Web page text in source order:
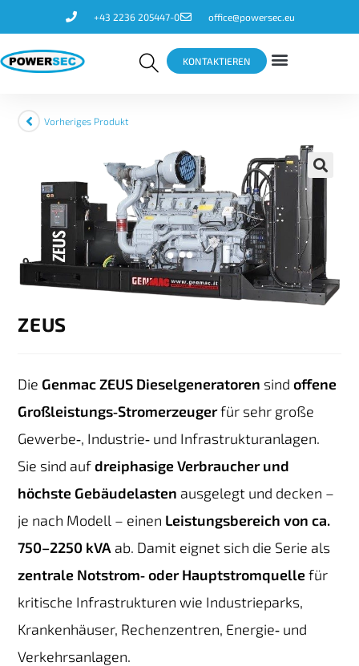
+43 2236 205447-0 office@powersec.eu
KONTAKTIEREN
Vorheriges Produkt
ZEUS
Die Genmac ZEUS Dieselgeneratoren sindoffene
Großleistungs‑Stromerzeugerfür sehr große
Gewerbe‑, Industrie‑ und Infrastrukturanlagen.
Sie sind aufdreiphasige Verbraucher und
höchste Gebäudelasten ausgelegt und decken –
je nach Modell – einen Leistungsbereich von ca.
750–2250 kVA ab. Damit eignet sich die Serie als
zentrale Notstrom‑ oder Hauptstromquellefür
kritische Infrastrukturen wie Industrieparks,
Krankenhäuser, Rechenzentren, Energie‑ und
Verkehrsanlagen.